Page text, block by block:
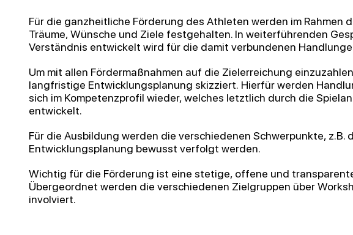
Für die ganzheitliche Förderung des Athleten werden im Rahmen
Träume, Wünsche und Ziele festgehalten. In weiterführenden
Verständnis entwickelt wird für die damit verbundenen
Um mit allen Fördermaßnahmen auf die Zielerreichung
langfristige Entwicklungsplanung skizziert. Hierfür werden
sich im Kompetenzprofil wieder, welches letztlich durch die
entwickelt.
Für die Ausbildung werden die verschiedenen Schwerpunkte, z.B.
Entwicklungsplanung bewusst verfolgt werden.
Wichtig für die Förderung ist eine stetige, offene und
Übergeordnet werden die verschiedenen Zielgruppen über
involviert.